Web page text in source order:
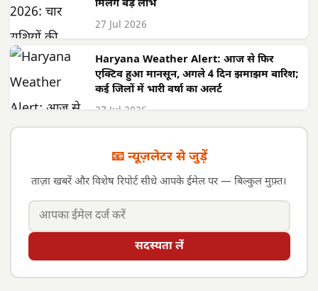
मिलेंगे बड़े लाभ
27 Jul 2026
Haryana Weather Alert: आज से फिर
एक्टिव हुआ मानसून, अगले 4 दिन झमाझम बारिश;
कई जिलों में भारी वर्षा का अलर्ट
27 Jul 2026
📧 न्यूज़लेटर से जुड़ें
ताज़ा खबरें और विशेष रिपोर्ट सीधे आपके ईमेल पर — बिल्कुल मुफ़्त।
सदस्यता लें